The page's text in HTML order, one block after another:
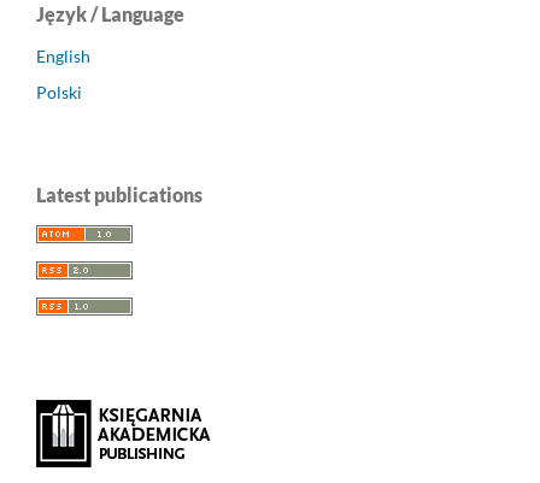
Język / Language
English
Polski
Latest publications